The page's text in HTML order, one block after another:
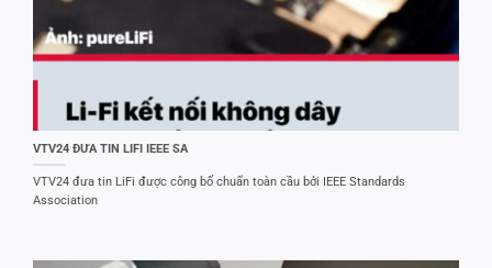
VTV24 ĐƯA TIN LIFI IEEE SA
VTV24 đưa tin LiFi được công bố chuẩn toàn cầu bởi IEEE Standards
Association